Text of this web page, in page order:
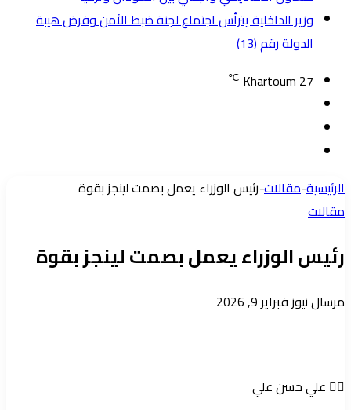
وزير الداخلية يترأس اجتماع لجنة ضبط الأمن وفرض هيبة
الدولة رقم (13)
Khartoum 27
℃
جانبيالرئيسية-مقالات-رئيس الوزراء يعمل بصمت لينجز بقوة
مقالات
رئيس الوزراء يعمل بصمت لينجز بقوة
مرسال نيوزأرسل
فبراير 9, 2026
✍🏻 علي حسن علي